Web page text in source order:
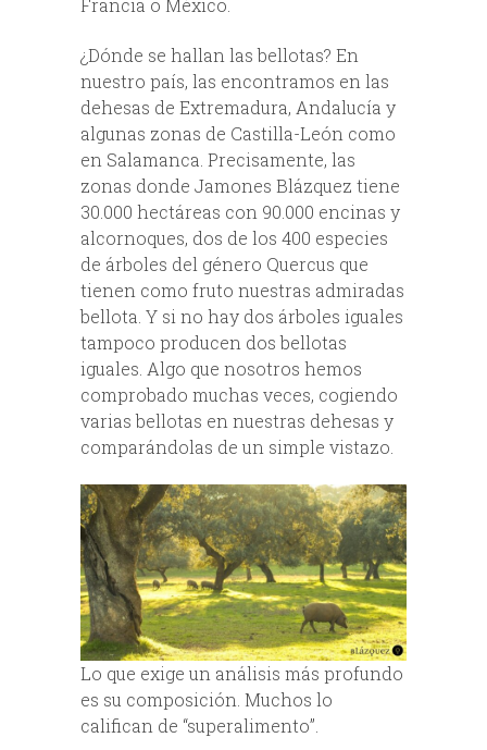
Francia o México.
¿Dónde se hallan las bellotas? En
nuestro país, las encontramos en las
dehesas de Extremadura, Andalucía y
algunas zonas de Castilla-León como
en Salamanca. Precisamente, las
zonas donde Jamones Blázquez tiene
30.000 hectáreas con 90.000 encinas y
alcornoques, dos de los 400 especies
de árboles del género Quercus que
tienen como fruto nuestras admiradas
bellota. Y si no hay dos árboles iguales
tampoco producen dos bellotas
iguales. Algo que nosotros hemos
comprobado muchas veces, cogiendo
varias bellotas en nuestras dehesas y
comparándolas de un simple vistazo.
Lo que exige un análisis más profundo
es su composición. Muchos lo
califican de “superalimento”.